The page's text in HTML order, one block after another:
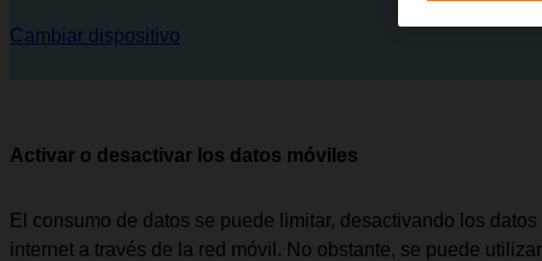
Cambiar dispositivo
Activar o desactivar los datos móviles
El consumo de datos se puede limitar, desactivando los
internet a través de la red móvil. No obstante, se puede